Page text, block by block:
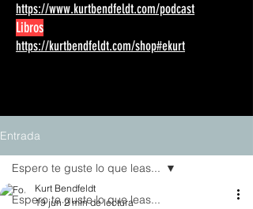
https://www.kurtbendfeldt.com/podcast
Libros
https://kurtbendfeldt.com/shop#ekurt
Entrada
Espero te guste lo que leas...
Espero te guste lo que leas...
Kurt Bendfeldt
19 jun 2 min de lectura